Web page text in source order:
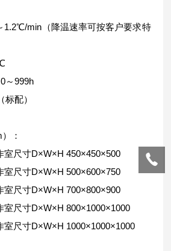
1.2℃/min（降温速率可按客户要求特
～999h
配）
：
室尺寸D×W×H 450×450×500
室尺寸D×W×H 500×600×750
室尺寸D×W×H 700×800×900
室尺寸D×W×H 800×1000×1000
室尺寸D×W×H 1000×1000×1000